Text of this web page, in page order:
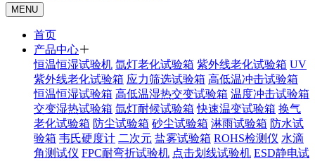
MENU
首页
产品中心
恒温恒湿试验机 氙灯老化试验箱 紫外线老化试验箱 UV
紫外线老化试验箱 应力筛选试验箱 高低温冲击试验箱
恒温恒湿试验箱 高低温湿热交变试验箱 温度冲击试验箱
交变湿热试验箱 氙灯耐候试验箱 快速温变试验箱 换气
老化试验箱 防尘试验箱 砂尘试验箱 淋雨试验箱 防水试
验箱 韦氏硬度计 二次元 盐雾试验箱 ROHS检测仪 水滴
角测试仪 FPC耐弯折试验机 点击划线试验机 ESD静电试